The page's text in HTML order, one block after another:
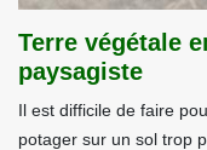
Terre végétale
paysagiste
Il est difficile de faire
potager sur un sol trop